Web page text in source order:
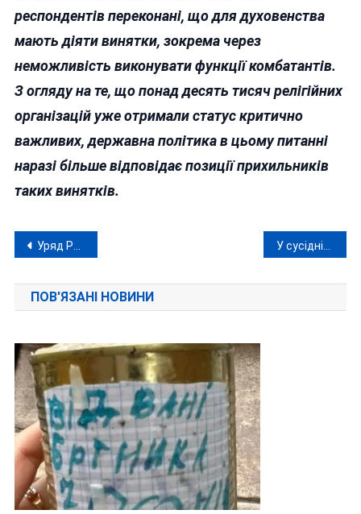
респондентів переконані, що для духовенства
мають діяти винятки, зокрема через
неможливість виконувати функції комбатантів.
З огляду на те, що понад десять тисяч релігійних
організацій уже отримали статус критично
важливих, державна політика в цьому питанні
наразі більше відповідає позиції прихильників
таких винятків.
Навігація
записів
Уряд Румунії очолив уродженець Одещини У сусідній з Вінниччиною області 17-річну дівчину підозрюють в отруєнні військового на замовлення з рф
ПОВ'ЯЗАНІ НОВИНИ